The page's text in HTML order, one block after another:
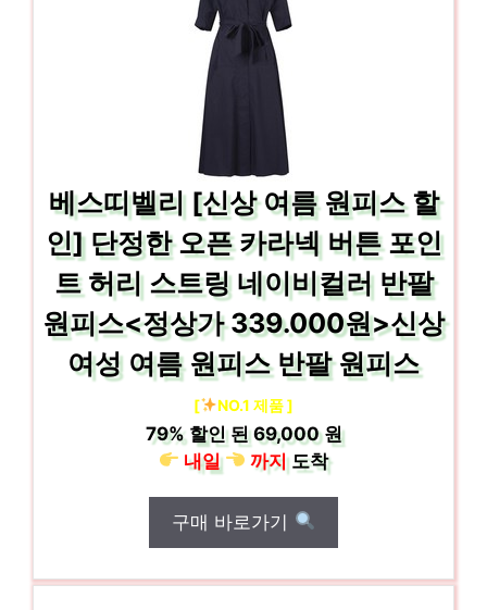
베스띠벨리 [신상 여름 원피스 할
인] 단정한 오픈 카라넥 버튼 포인
트 허리 스트링 네이비컬러 반팔
원피스<정상가 339.000원>신상
여성 여름 원피스 반팔 원피스
[ NO.1 제품 ]
79%할인 된69,000 원
내일
까지도착
구매 바로가기